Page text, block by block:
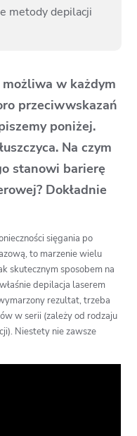
metody depilacji
w każdym
przeciwwskazań
poniżej.
Na czym
stanowi barierę
Dokładnie
sięgania po
to marzenie wielu
skutecznym sposobem na
depilacja laserem
rezultat, trzeba
w serii (zależy od rodzaju
Niestety nie zawsze